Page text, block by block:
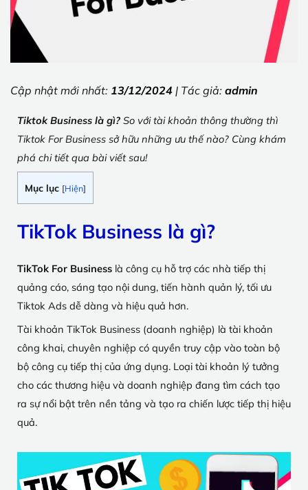
Cập nhật mới nhất: 13/12/2024 | Tác giả: admin
Tiktok Business là gì? So với tài khoản thông thường thì
Tiktok For Business sở hữu những ưu thế nào? Cùng khám
phá chi tiết qua bài viết sau!
Mục lục [Hiện]
TikTok Business là gì?
TikTok For Business là công cụ hỗ trợ các nhà tiếp thị
quảng cáo, sáng tạo nội dung, tiến hành quản lý, tối ưu
Tiktok Ads dễ dàng và hiệu quả hơn.
Tài khoản TikTok Business (doanh nghiệp) là tài khoản
công khai, chuyên nghiệp có quyền truy cập vào toàn bộ
bộ công cụ tiếp thị của ứng dụng. Loại tài khoản lý tưởng
cho các thương hiệu và doanh nghiệp đang tìm cách tạo
ra sự nổi bật trên nền tảng và tạo ra chiến lược tiếp thị hiệu
quả.